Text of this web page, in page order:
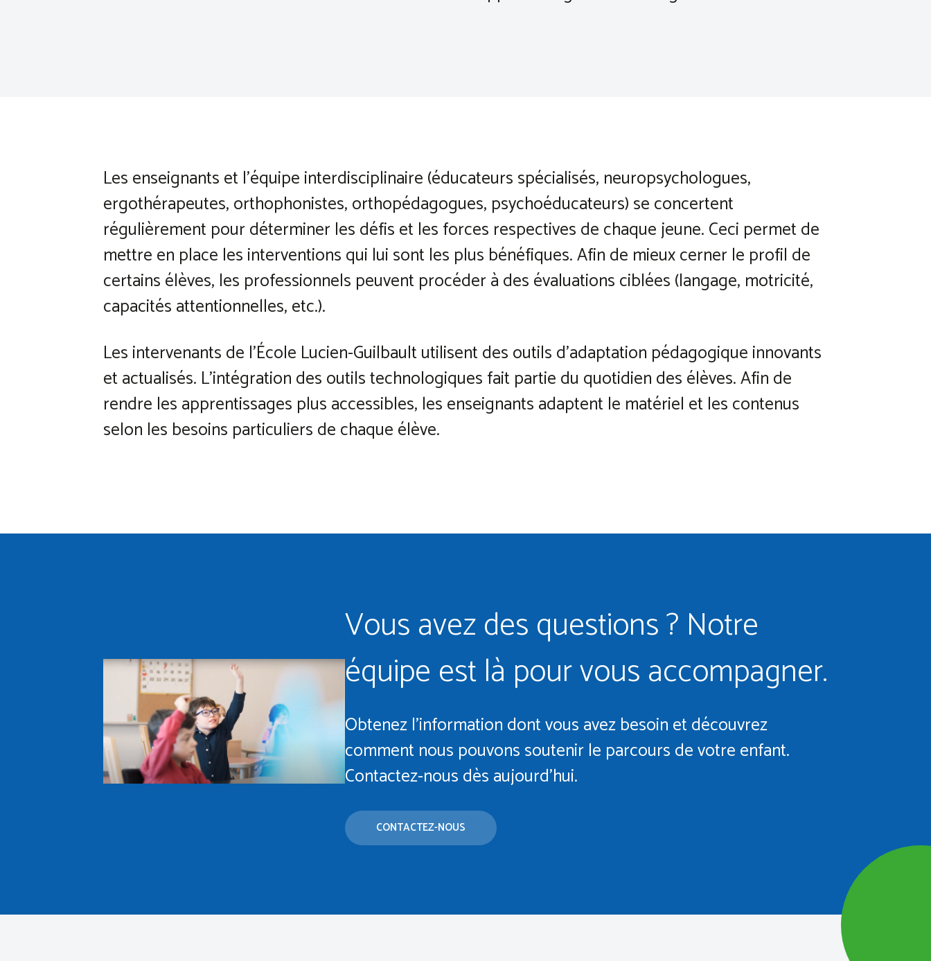
Les enseignants et l’équipe interdisciplinaire (éducateurs spécialisés, neuropsychologues,
ergothérapeutes, orthophonistes, orthopédagogues, psychoéducateurs) se concertent
régulièrement pour déterminer les défis et les forces respectives de chaque jeune. Ceci permet de
mettre en place les interventions qui lui sont les plus bénéfiques. Afin de mieux cerner le profil de
certains élèves, les professionnels peuvent procéder à des évaluations ciblées (langage, motricité,
capacités attentionnelles, etc.).
Les intervenants de l’École Lucien-Guilbault utilisent des outils d’adaptation pédagogique innovants
et actualisés. L’intégration des outils technologiques fait partie du quotidien des élèves. Afin de
rendre les apprentissages plus accessibles, les enseignants adaptent le matériel et les contenus
selon les besoins particuliers de chaque élève.
Vous avez des questions ? Notre
équipe est là pour vous accompagner.
Obtenez l’information dont vous avez besoin et découvrez
comment nous pouvons soutenir le parcours de votre enfant.
Contactez-nous dès aujourd’hui.
CONTACTEZ-NOUS